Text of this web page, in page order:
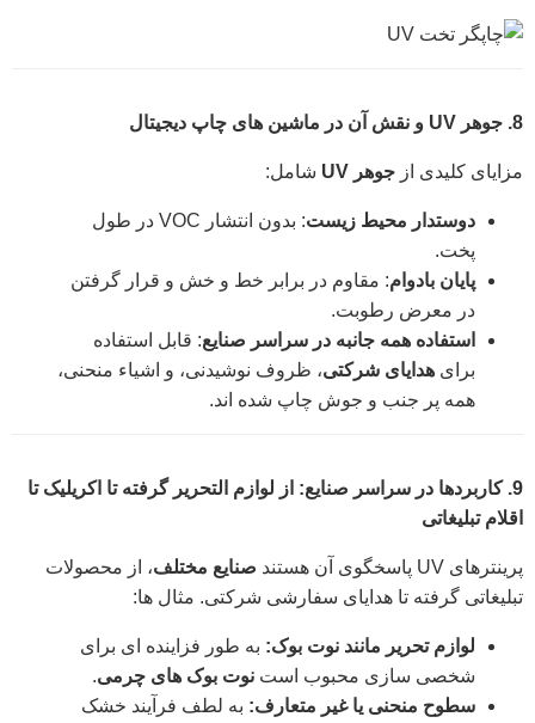
8. جوهر UV و نقش آن در ماشین های چاپ دیجیتال
مزایای کلیدی از جوهر UV شامل:
دوستدار محیط زیست
: بدون انتشار VOC در طول
پخت.
پایان بادوام: مقاوم در برابر خط و خش و قرار گرفتن
در معرض رطوبت.
استفاده همه جانبه در سراسر صنایع: قابل استفاده
برای هدایای شرکتی، ظروف نوشیدنی، و اشیاء منحنی،
همه پر جنب و جوش چاپ شده اند.
9. کاربردها در سراسر صنایع: از لوازم التحریر گرفته تا اکریلیک تا
اقلام تبلیغاتی
پرینترهای UV پاسخگوی آن هستند صنایع مختلف، از محصولات
تبلیغاتی گرفته تا هدایای سفارشی شرکتی. مثال ها:
لوازم تحریر مانند نوت بوک: به طور فزاینده ای برای
شخصی سازی محبوب است نوت بوک های چرمی.
سطوح منحنی یا غیر متعارف: به لطف فرآیند خشک